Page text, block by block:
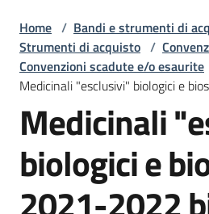
telematici
Bandi
strumenti
Home / Bandi e strumenti di
Strumenti di acquisto /
Convenzioni scadute e/o esaurite
Medicinali "esclusivi" biologici e
Medicinali
biologici e